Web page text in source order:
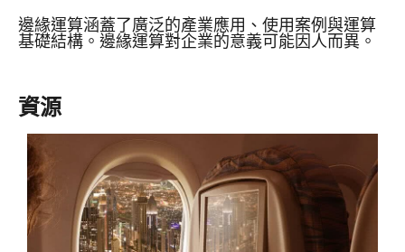
邊緣運算涵蓋了廣泛的產業應用、使用案例與運算
基礎結構。邊緣運算對企業的意義可能因人而異。
資源